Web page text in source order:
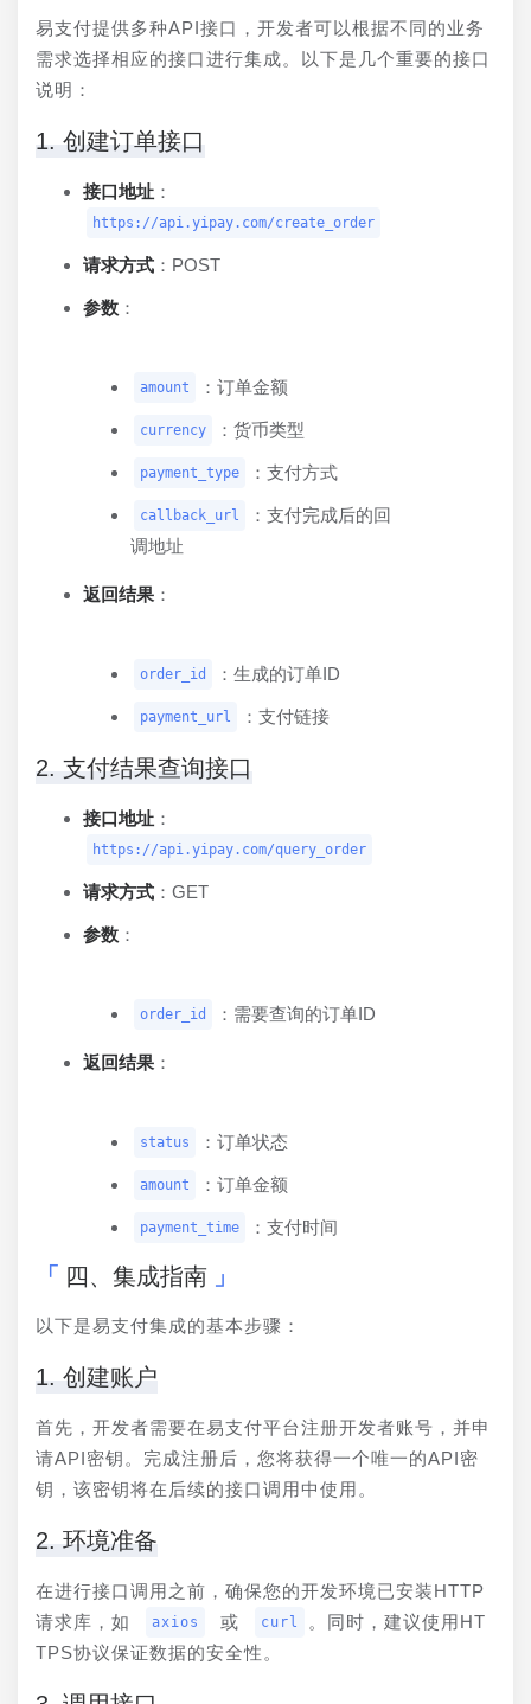
易支付提供多种API接口，开发者可以根据不同的业务
需求选择相应的接口进行集成。以下是几个重要的接口
说明：
1. 创建订单接口
接口地址 ：
https://api.yipay.com/create_order
请求方式 ：POST
参数 ：
amount ：订单金额
currency ：货币类型
payment_type ：支付方式
callback_url
：支付完成后的回
调地址
返回结果 ：
order_id ：生成的订单ID
payment_url ：支付链接
2. 支付结果查询接口
接口地址 ：
https://api.yipay.com/query_order
请求方式 ：GET
参数 ：
order_id ：需要查询的订单ID
返回结果 ：
status ：订单状态
amount ：订单金额
payment_time ：支付时间
四、集成指南
以下是易支付集成的基本步骤：
1. 创建账户
首先，开发者需要在易支付平台注册开发者账号，并申
请API密钥。完成注册后，您将获得一个唯一的API密
钥，该密钥将在后续的接口调用中使用。
2. 环境准备
在进行接口调用之前，确保您的开发环境已安装HTTP
请求库，如
axios 或 curl
。同时，建议使用HT
TPS协议保证数据的安全性。